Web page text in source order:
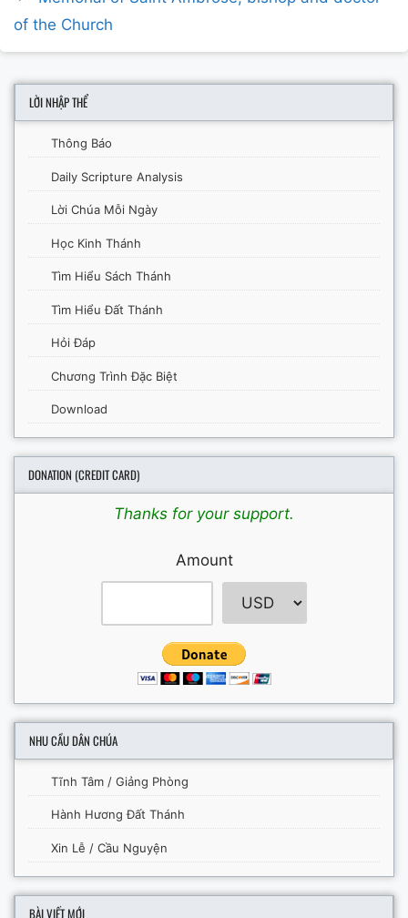
of the Church
LỜI NHẬP THỂ
Thông Báo
Daily Scripture Analysis
Lời Chúa Mỗi Ngày
Học Kinh Thánh
Tìm Hiểu Sách Thánh
Tìm Hiểu Đất Thánh
Hỏi Đáp
Chương Trình Đặc Biệt
Download
DONATION (CREDIT CARD)
Thanks for your support.
Amount
NHU CẦU DÂN CHÚA
Tĩnh Tâm / Giảng Phòng
Hành Hương Đất Thánh
Xin Lễ / Cầu Nguyện
BÀI VIẾT MỚI